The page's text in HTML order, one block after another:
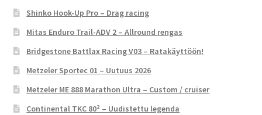
Shinko Hook-Up Pro – Drag racing
Mitas Enduro Trail-ADV 2 – Allround rengas
Bridgestone Battlax Racing V03 – Ratakäyttöön!
Metzeler Sportec 01 – Uutuus 2026
Metzeler ME 888 Marathon Ultra – Custom / cruiser
Continental TKC 80² – Uudistettu legenda